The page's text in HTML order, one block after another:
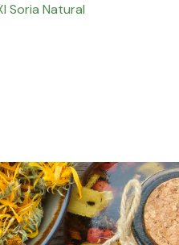
Soria Natural